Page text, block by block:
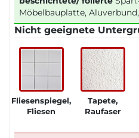
Möbelbauplatte,
Nicht geeignete
Fliesenspiegel,
Fliesen
Tapete,
Raufaser